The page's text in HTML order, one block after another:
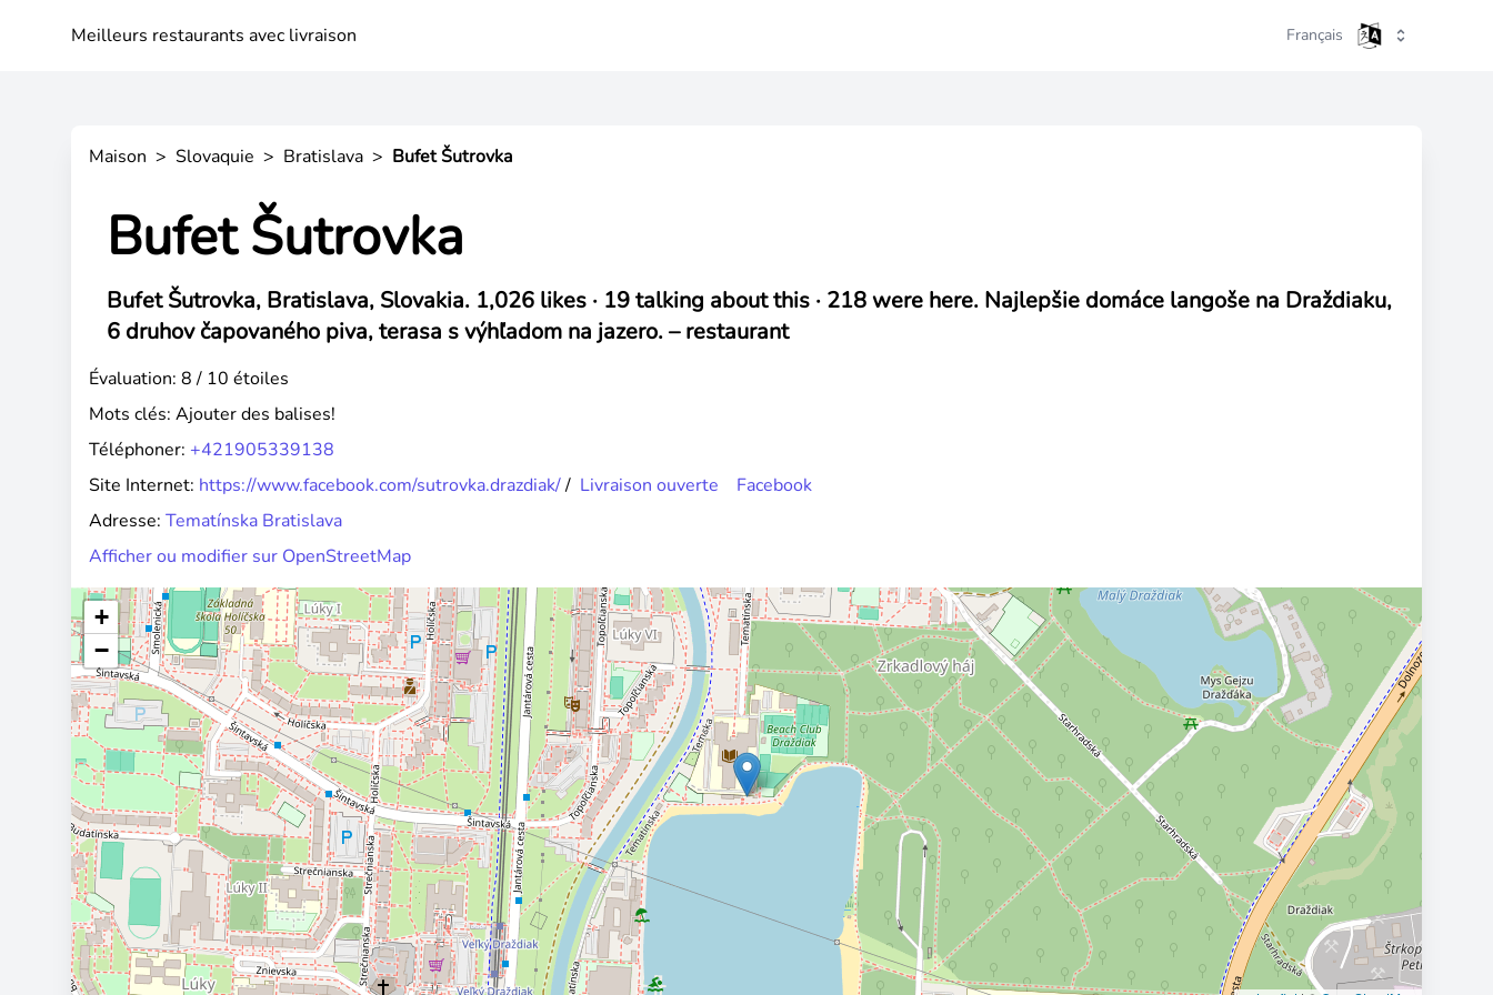
Meilleurs restaurants avec livraison Français
Maison > Slovaquie > Bratislava > Bufet Šutrovka
Bufet Šutrovka
Bufet Šutrovka, Bratislava, Slovakia. 1,026 likes · 19 talking about this · 218 were here. Najlepšie domáce langoše na Draždiaku,
6 druhov čapovaného piva, terasa s výhľadom na jazero. –restaurant
Évaluation: 8 / 10 étoiles
Mots clés: Ajouter des balises!
Téléphoner: +421905339138
Site Internet: https://www.facebook.com/sutrovka.drazdiak// Livraison ouverte
Facebook
Adresse: Tematínska Bratislava
Afficher ou modifier sur OpenStreetMap
+
−